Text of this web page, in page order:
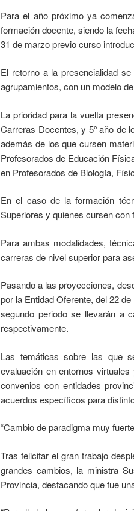
Para el año próximo ya
formación docente, siendo la
31 de marzo previo curso
El retorno a la presencialidad
agrupamientos, con un modelo
La prioridad para la vuelta
Carreras Docentes, y 5º año de
además de los que cursen
Profesorados de Educación
en Profesorados de Biología,
En el caso de la formación
Superiores y quienes cursen con
Para ambas modalidades,
carreras de nivel superior para
Pasando a las proyecciones,
por la Entidad Oferente, del 22
segundo periodo se llevarán a
respectivamente.
Las temáticas sobre las que
evaluación en entornos
convenios con entidades
acuerdos específicos para
“Cambio de paradigma muy
Tras felicitar el gran trabajo
grandes cambios, la ministra
Provincia, destacando que fue